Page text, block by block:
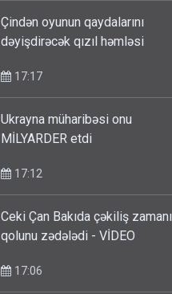
Çindən oyunun qaydalarını
dəyişdirəcək qızıl həmləsi
17:17
Ukrayna müharibəsi onu
MİLYARDER etdi
17:12
Ceki Çan Bakıda çəkiliş zamanı
qolunu zədələdi - VİDEO
17:06